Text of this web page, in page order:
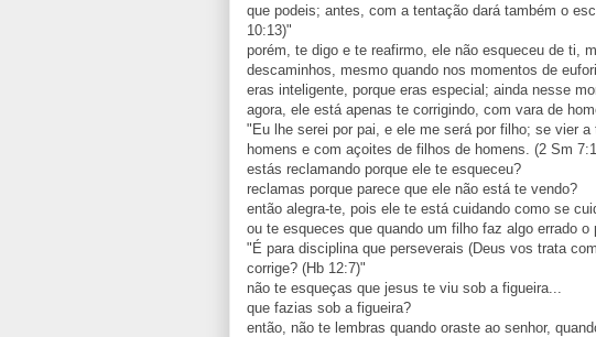
que podeis; antes, com a tentação dará também o
10:13)"
porém, te digo e te reafirmo, ele não esqueceu de ti,
descaminhos, mesmo quando nos momentos de
eras inteligente, porque eras especial; ainda nesse
agora, ele está apenas te corrigindo, com vara de
"Eu lhe serei por pai, e ele me será por filho; se vier
homens e com açoites de filhos de homens. (2 Sm
estás reclamando porque ele te esqueceu?
reclamas porque parece que ele não está te vendo?
então alegra-te, pois ele te está cuidando como se
ou te esqueces que quando um filho faz algo errado
"É para disciplina que perseverais (Deus vos trata
corrige? (Hb 12:7)"
não te esqueças que jesus te viu sob a figueira...
que fazias sob a figueira?
então, não te lembras quando oraste ao senhor,